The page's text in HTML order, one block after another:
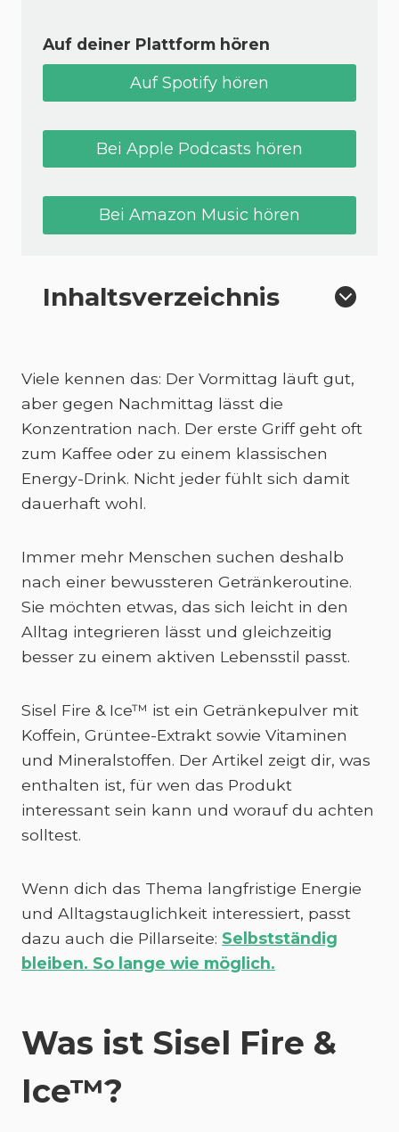
Auf deiner Plattform hören
Auf Spotify hören
Bei Apple Podcasts hören
Bei Amazon Music hören
Inhaltsverzeichnis
Viele kennen das: Der Vormittag läuft gut,
aber gegen Nachmittag lässt die
Konzentration nach. Der erste Griff geht oft
zum Kaffee oder zu einem klassischen
Energy-Drink. Nicht jeder fühlt sich damit
dauerhaft wohl.
Immer mehr Menschen suchen deshalb
nach einer bewussteren Getränkeroutine.
Sie möchten etwas, das sich leicht in den
Alltag integrieren lässt und gleichzeitig
besser zu einem aktiven Lebensstil passt.
Sisel Fire & Ice™ ist ein Getränkepulver mit
Koffein, Grüntee-Extrakt sowie Vitaminen
und Mineralstoffen. Der Artikel zeigt dir, was
enthalten ist, für wen das Produkt
interessant sein kann und worauf du achten
solltest.
Wenn dich das Thema langfristige Energie
und Alltagstauglichkeit interessiert, passt
dazu auch die Pillarseite: Selbstständig
bleiben. So lange wie möglich.
Was ist Sisel Fire &
Ice™?